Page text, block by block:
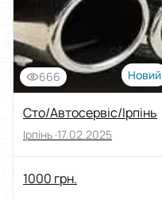
666 Новий
Сто/Автосервіс/Ірпінь
Ірпінь ·17.02.2025
1000 грн.